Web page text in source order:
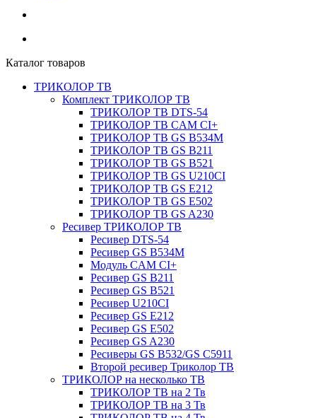
Каталог товаров
ТРИКОЛОР ТВ
Комплект ТРИКОЛОР ТВ
ТРИКОЛОР ТВ DTS-54
ТРИКОЛОР ТВ CAM CI+
ТРИКОЛОР ТВ GS B534M
ТРИКОЛОР ТВ GS B211
ТРИКОЛОР ТВ GS B521
ТРИКОЛОР ТВ GS U210CI
ТРИКОЛОР ТВ GS E212
ТРИКОЛОР ТВ GS E502
ТРИКОЛОР ТВ GS A230
Ресивер ТРИКОЛОР ТВ
Ресивер DTS-54
Ресивер GS B534M
Модуль CAM CI+
Ресивер GS B211
Ресивер GS B521
Ресивер U210CI
Ресивер GS E212
Ресивер GS E502
Ресивер GS A230
Ресиверы GS B532/GS C5911
Второй ресивер Триколор ТВ
ТРИКОЛОР на несколько ТВ
ТРИКОЛОР ТВ на 2 Тв
ТРИКОЛОР ТВ на 3 Тв